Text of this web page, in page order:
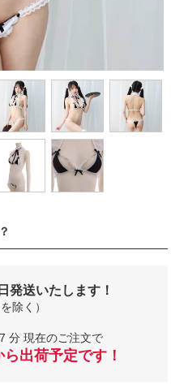
発送いたします！
除く）
分 現在のご注文で
出荷予定です！